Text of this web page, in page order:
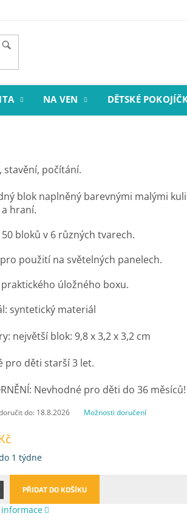
NA VEN DĚTSKÉ
1 týdne
do: 18.8.2026 Možnosti doručení
PŘIDAT DO KOŠÍKU
stavění, počítání.
blok naplněný barevnými malými
hraní.
50 bloků v 6 různých tvarech.
použití na světelných panelech.
úložného boxu.
syntetický materiál
největší blok: 9,8 x 3,2 x 3,2 cm
pro děti starší 3 let.
Nevhodné pro děti do 36 měsíců!